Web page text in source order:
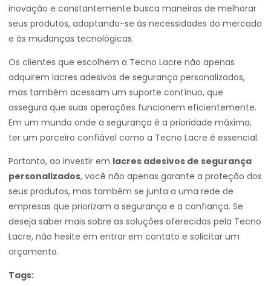
inovação e constantemente busca maneiras de melhorar
seus produtos, adaptando-se às necessidades do mercado
e às mudanças tecnológicas.
Os clientes que escolhem a Tecno Lacre não apenas
adquirem lacres adesivos de segurança personalizados,
mas também acessam um suporte contínuo, que
assegura que suas operações funcionem eficientemente.
Em um mundo onde a segurança é a prioridade máxima,
ter um parceiro confiável como a Tecno Lacre é essencial.
Portanto, ao investir em lacres adesivos de segurança
personalizados, você não apenas garante a proteção dos
seus produtos, mas também se junta a uma rede de
empresas que priorizam a segurança e a confiança. Se
deseja saber mais sobre as soluções oferecidas pela Tecno
Lacre, não hesite em entrar em contato e solicitar um
orçamento.
Tags: